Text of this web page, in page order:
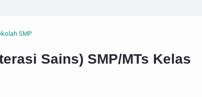
SMP
Sains) SMP/MTs Kelas